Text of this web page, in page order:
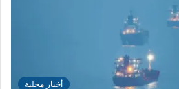
أخبار محلية